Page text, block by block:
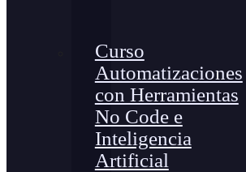
Curso
Automatizaciones
con Herramientas
No Code e
Inteligencia
Artificial